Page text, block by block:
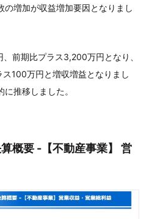
増加が収益増加要因となりまし
前期比プラス3,200万円となり、
100万円と増収増益となりまし
推移しました。
概要 -【不動産事業】 営